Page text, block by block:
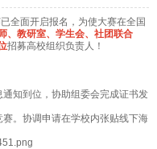
全面开启报名，为使大赛在全国
、教研室、学生会、社团联合
招募高校组织负责人！
知到位，协助组委会完成证书发
。协调申请在学校内张贴线下海